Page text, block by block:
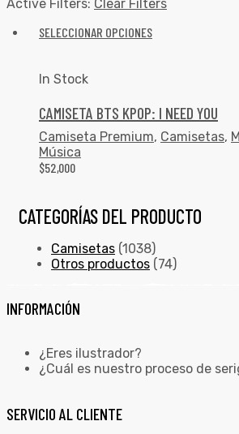
Active Filters: Clear Filters
SELECCIONAR OPCIONES
In Stock
CAMISETA BTS KPOP: I NEED YOU
Camiseta Premium, Camisetas,
Música
$52,000
CATEGORÍAS DEL PRODUCTO
Camisetas (1038)
Otros productos (74)
INFORMACIÓN
¿Eres ilustrador?
¿Cuál es nuestro proceso de
SERVICIO AL CLIENTE